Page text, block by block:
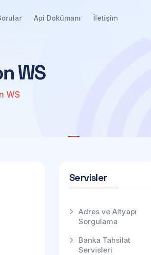
Api Dokümanı İletişim
nWS
WS
Servisler
Adres ve Altyapı
Sorgulama
Banka Tahsilat
Servisleri